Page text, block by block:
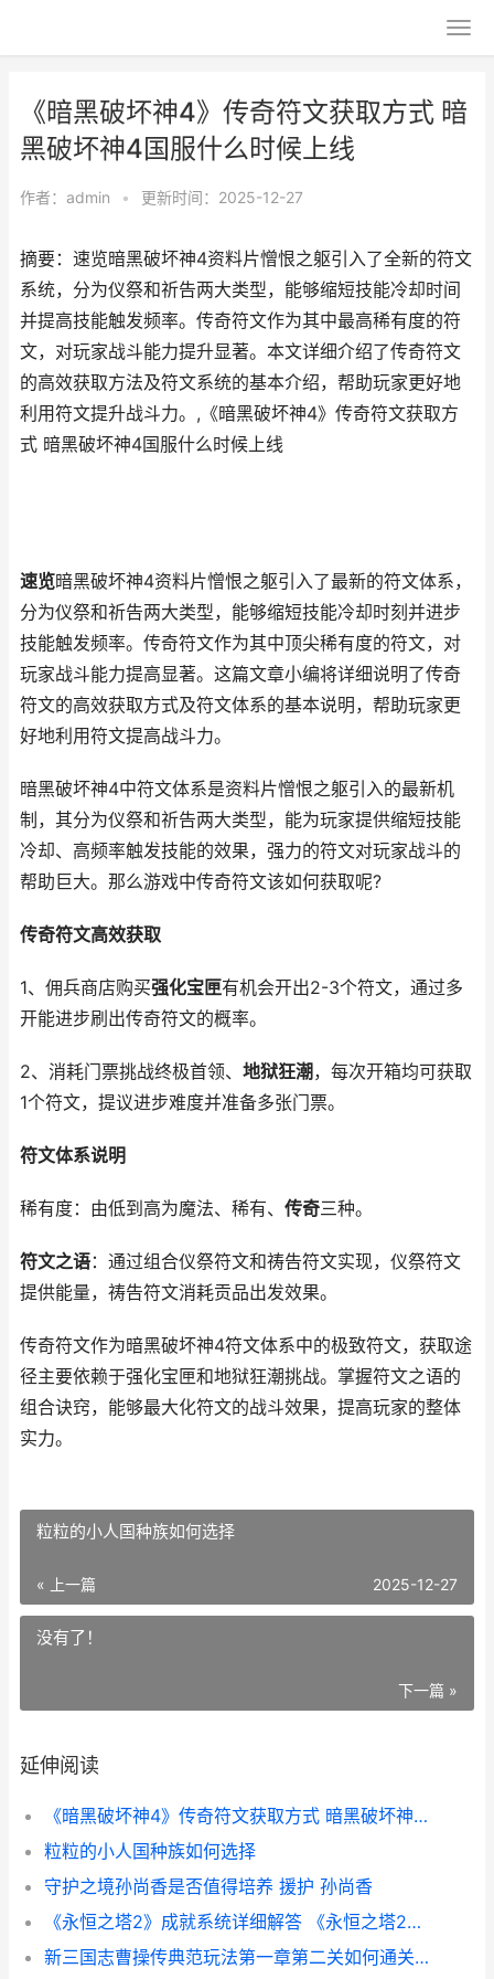
《暗黑破坏神4》传奇符文获取方式 暗
黑破坏神4国服什么时候上线
作者： admin • 更新时间：2025-12-27
摘要：速览暗黑破坏神4资料片憎恨之躯引入了全新的符文
系统，分为仪祭和祈告两大类型，能够缩短技能冷却时间
并提高技能触发频率。传奇符文作为其中最高稀有度的符
文，对玩家战斗能力提升显著。本文详细介绍了传奇符文
的高效获取方法及符文系统的基本介绍，帮助玩家更好地
利用符文提升战斗力。,《暗黑破坏神4》传奇符文获取方
式 暗黑破坏神4国服什么时候上线
速览暗黑破坏神4资料片憎恨之躯引入了最新的符文体系，
分为仪祭和祈告两大类型，能够缩短技能冷却时刻并进步
技能触发频率。传奇符文作为其中顶尖稀有度的符文，对
玩家战斗能力提高显著。这篇文章小编将详细说明了传奇
符文的高效获取方式及符文体系的基本说明，帮助玩家更
好地利用符文提高战斗力。
暗黑破坏神4中符文体系是资料片憎恨之躯引入的最新机
制，其分为仪祭和祈告两大类型，能为玩家提供缩短技能
冷却、高频率触发技能的效果，强力的符文对玩家战斗的
帮助巨大。那么游戏中传奇符文该如何获取呢?
传奇符文高效获取
1、佣兵商店购买强化宝匣有机会开出2-3个符文，通过多
开能进步刷出传奇符文的概率。
2、消耗门票挑战终极首领、 地狱狂潮 ，每次开箱均可获取
1个符文，提议进步难度并准备多张门票。
符文体系说明
稀有度：由低到高为魔法、稀有、 传奇三种。
符文之语：通过组合仪祭符文和祷告符文实现，仪祭符文
提供能量，祷告符文消耗贡品出发效果。
传奇符文作为暗黑破坏神4符文体系中的极致符文，获取途
径主要依赖于强化宝匣和地狱狂潮挑战。掌握符文之语的
组合诀窍，能够最大化符文的战斗效果，提高玩家的整体
实力。
粒粒的小人国种族如何选择
« 上一篇 2025-12-27
没有了！
下一篇 »
延伸阅读
《暗黑破坏神4》传奇符文获取方式 暗黑破坏神4国服什么时候上线
粒粒的小人国种族如何选择
守护之境孙尚香是否值得培养 援护 孙尚香
《永恒之塔2》成就系统详细解答 《永恒之塔2》台服下载
新三国志曹操传典范玩法第一章第二关如何通关 新三国志曹操传论坛